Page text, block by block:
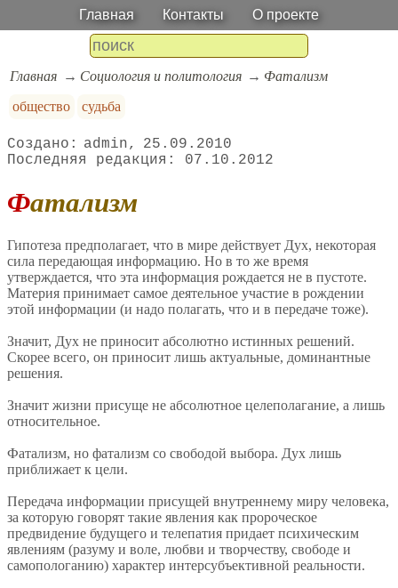
Главная Контакты О проекте
Главная Социология и политология
Фатализм
общество
судьба
admin
25.09.2010
07.10.2012
Фатализм
Гипотеза предполагает, что в мире действует Дух, некоторая
сила передающая информацию. Но в то же время
утверждается, что эта информация рождается не в пустоте.
Материя принимает самое деятельное участие в рождении
этой информации (и надо полагать, что и в передаче тоже).
Значит, Дух не приносит абсолютно истинных решений.
Скорее всего, он приносит лишь актуальные, доминантные
решения.
Значит жизни присуще не абсолютное целеполагание, а лишь
относительное.
Фатализм, но фатализм со свободой выбора. Дух лишь
приближает к цели.
Передача информации присущей внутреннему миру человека,
за которую говорят такие явления как пророческое
предвидение будущего и телепатия придает психическим
явлениям (разуму и воле, любви и творчеству, свободе и
самопологанию) характер интерсубъективной реальности.